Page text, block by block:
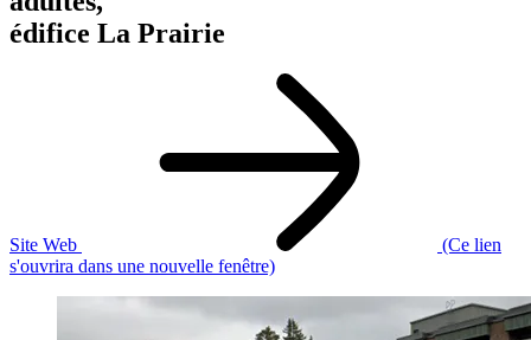
édifice La Prairie
Site Web
(Ce lien
s'ouvrira dans une nouvelle fenêtre)